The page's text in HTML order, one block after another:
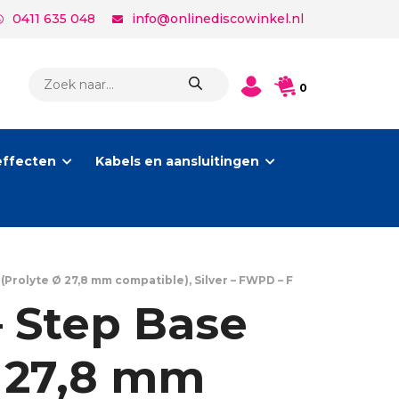
0411 635 048 info@onlinediscowinkel.nl
ZOEKEN
0
Kabels en aansluitingen
Ø 27,8 mm compatible), Silver – FWPD – F
Step Base
mm